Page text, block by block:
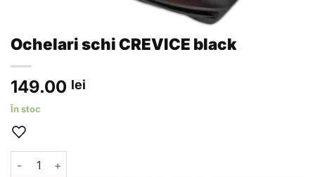
Ochelari schi CREVICE black
149.00 lei
În stoc
Cantitate Ochelari schi CREVICE black